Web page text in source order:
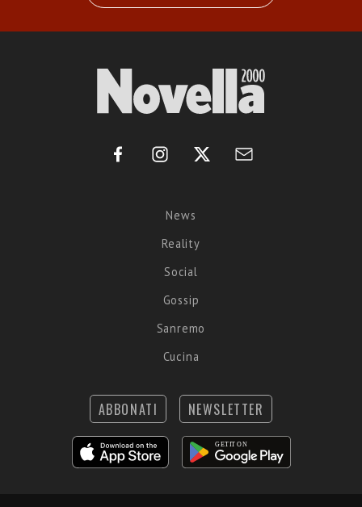
News
Reality
Social
Gossip
Sanremo
Cucina
ABBONATI NEWSLETTER